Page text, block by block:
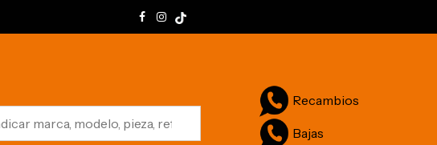
Recambios
Bajas